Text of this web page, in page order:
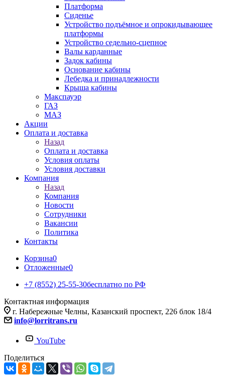
Платформа
Сиденье
Устройство подъёмное и опрокидывающее
платформы
Устройство седельно-сцепное
Валы карданные
Задок кабины
Основание кабины
Лебедка и принадлежности
Крыша кабины
Макспауэр
ГАЗ
МАЗ
Акции
Оплата и доставка
Назад
Оплата и доставка
Условия оплаты
Условия доставки
Компания
Назад
Компания
Новости
Сотрудники
Вакансии
Политика
Контакты
Корзина0
Отложенные0
+7 (8552) 25-55-30бесплатно по РФ
Контактная информация
г. Набережные Челны, Казанский проспект, 226 блок 18/4
info@lorritrans.ru
YouTube
Поделиться